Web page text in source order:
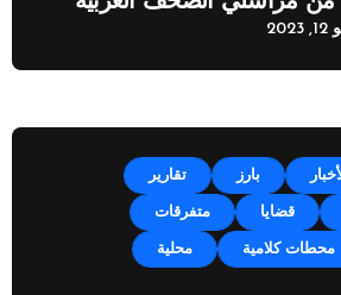
بارز تقارير
قضايا متفرقات
محطات كلامية محلية